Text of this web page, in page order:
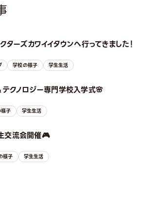
ターズカワイイタウンへ行ってきました！
学校の様子 学生生活
クノロジー専門学校入学式🌸
子 学生生活
流会開催🎮
様子 学生生活